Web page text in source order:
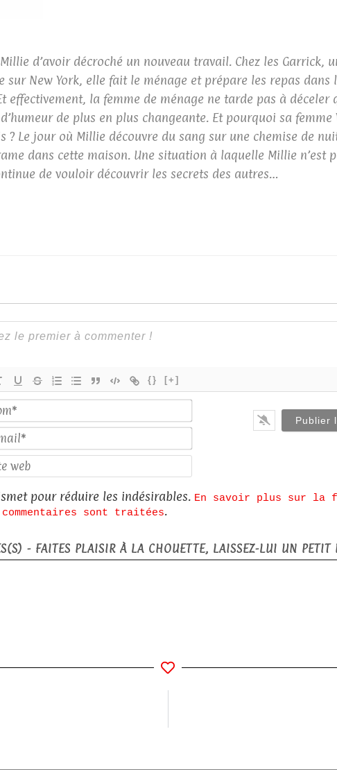
d’avoir décroché un nouveau travail. Chez les Garrick,
sur New York, elle fait le ménage et prépare les repas dans
effectivement, la femme de ménage ne tarde pas à déceler
de plus en plus changeante. Et pourquoi sa
? Le jour où Millie découvre du sang sur une chemise de
dans cette maison. Une situation à laquelle Millie
de vouloir découvrir les secrets des autres…
{} [+]
mail*
web
pour réduire les indésirables. En savoir plus sur la
commentaires sont traitées.
- FAITES PLAISIR À LA CHOUETTE, LAISSEZ-LUI UN PETIT